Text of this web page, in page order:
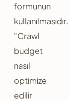
formunun
kullanılmasıdır.
"Crawl
budget
nasıl
optimize
edilir